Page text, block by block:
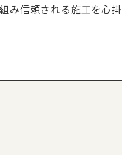
み信頼される施工を心掛